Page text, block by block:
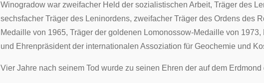
Winogradow war zweifacher Held der sozialistischen Arbeit, Träger des
sechsfacher Träger des Leninordens, zweifacher Träger des Ordens des
Medaille von 1965, Träger der goldenen Lomonossow-Medaille von 1973,
und Ehrenpräsident der internationalen Assoziation für Geochemie und
Vier Jahre nach seinem Tod wurde zu seinen Ehren der auf dem